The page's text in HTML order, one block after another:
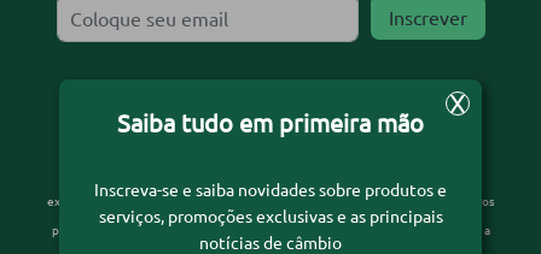
Desejo receber o informativo
experiência de navegação. Para mais informações sobre como usamos seus dados
pessoais, acesse nossa Política de Privacidade
. Você pode cancelar a assinatura a
X
Saiba tudo em primeira mão
Inscreva-se e saiba novidades sobre produtos e
serviços, promoções exclusivas e as principais
notícias de câmbio